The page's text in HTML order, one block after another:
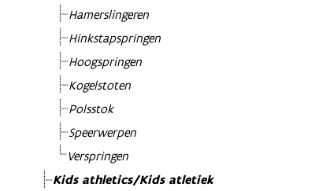
Hamerslingeren
Hinkstapspringen
Hoogspringen
Kogelstoten
Polsstok
Speerwerpen
Verspringen
Kids athletics/Kids atletiek